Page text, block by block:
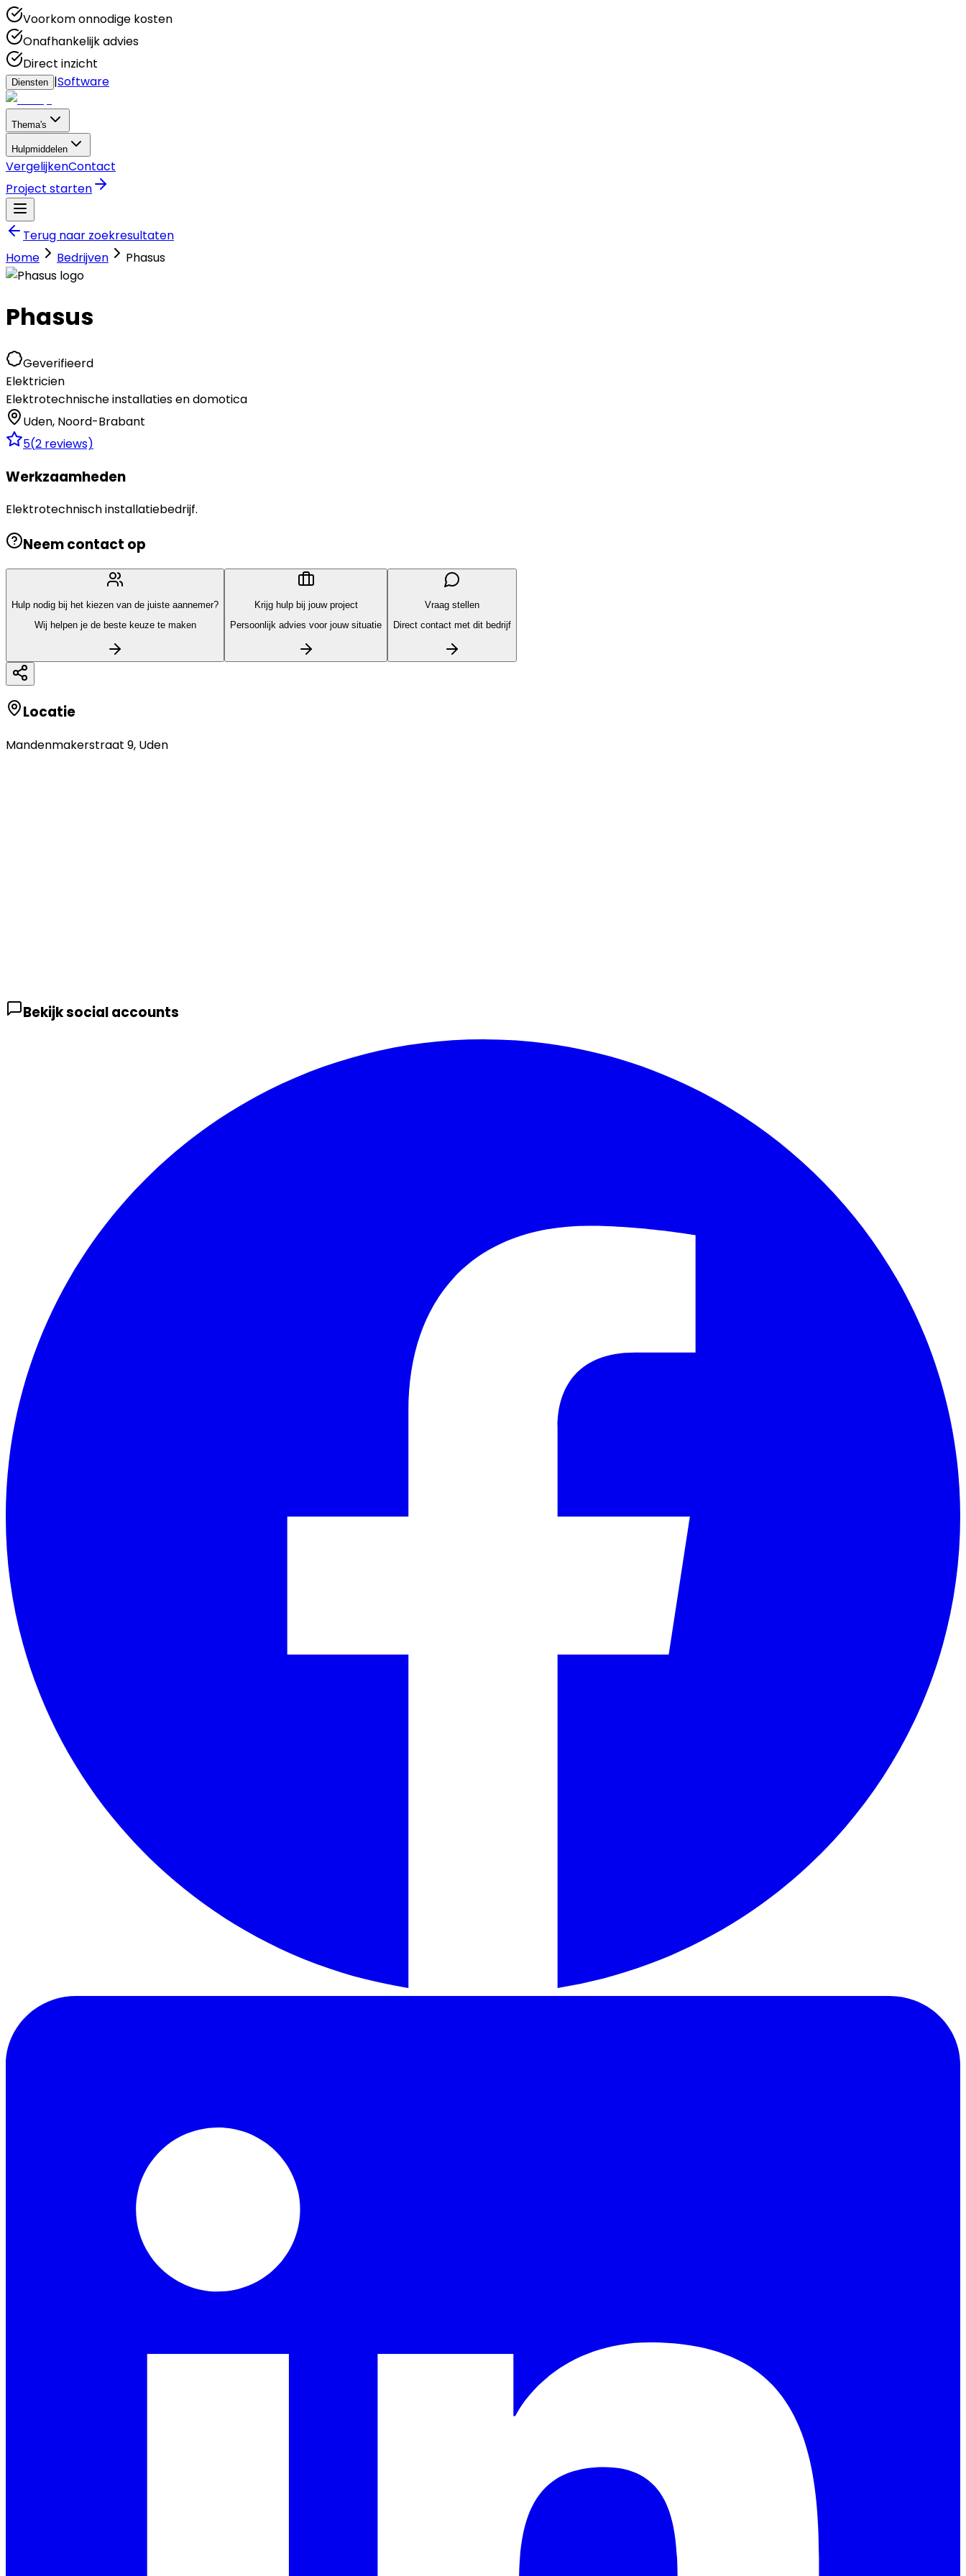
Voorkom onnodige kosten
Onafhankelijk advies
Direct inzicht
Diensten |Software
Thema's
Hulpmiddelen
VergelijkenContact
Project starten
Terug naar zoekresultaten
Home
Bedrijven Phasus
Phasus
Geverifieerd
Elektricien
Elektrotechnische installaties en domotica
Uden, Noord-Brabant
5(2 reviews)
Werkzaamheden
Elektrotechnisch installatiebedrijf.
Neem contact op
Hulp nodig bij het kiezen van de juiste aannemer?
Wij helpen je de beste keuze te maken
Krijg hulp bij jouw project
Persoonlijk advies voor jouw situatie
Vraag stellen
Direct contact met dit bedrijf
Locatie
Mandenmakerstraat 9, Uden
Bekijk social accounts